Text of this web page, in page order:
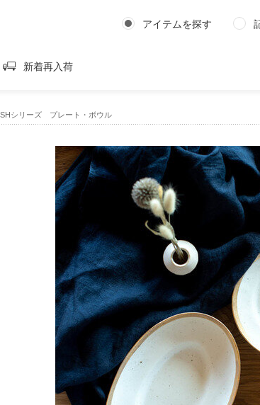
アイテムを探す
新着再入荷
シリーズ プレート・ボウル